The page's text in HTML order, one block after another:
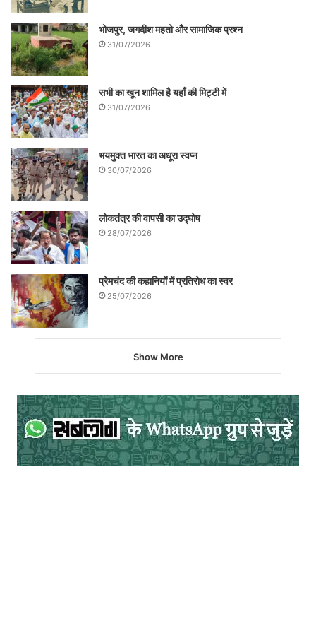
अपनी परम्परा, कला-शिल्प, ज्ञान और वर्तमान स्थिति
का जिक्र किया और भविष्य की संभावना पर प्रकाश
डाला।
इन घुमन्तू समाजों में रस्सी पर चलने वाले नट,
कठपुतली वाले भाट, बहुरूपिये, बंजारे, ऊँट पालने
भोजपुर, जगदीश महतो और सामाजिक प्रश्न
31/07/2026
सभी का खून शामिल है यहाँ की मिट्टी में
31/07/2026
भयमुक्त भारत का अधूरा स्वप्न
30/07/2026
लोकतंत्र की वापसी का उद्घोष
28/07/2026
प्रेमचंद की कहानियों में प्रतिरोध का स्वर
25/07/2026
Show More